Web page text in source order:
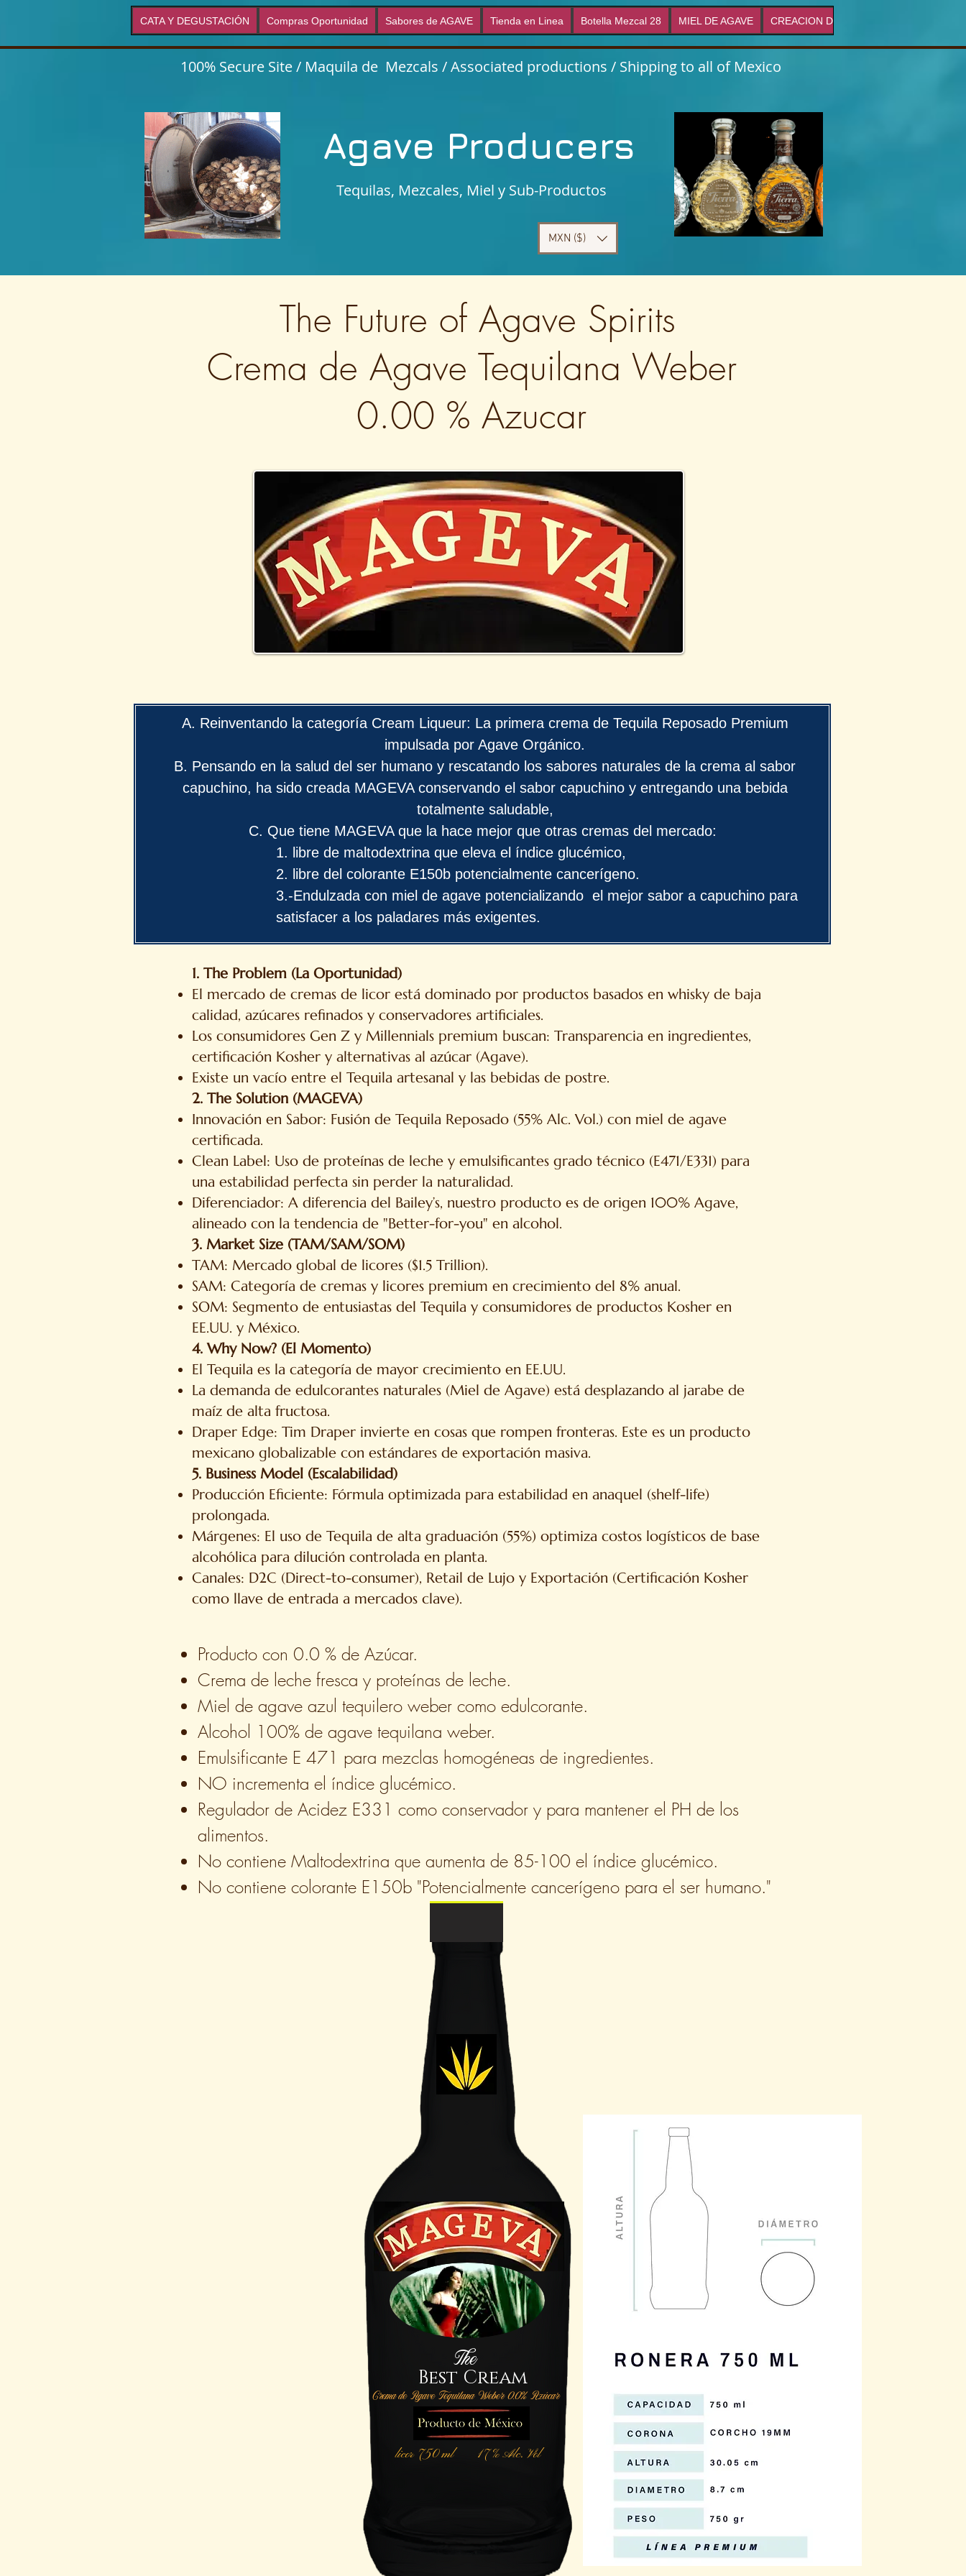
CATA Y DEGUSTACIÓN Compras Oportunidad Sabores de AGAVE Tienda en Linea Botella Mezcal 28 MIEL DE AGAVE CREACION DE MARCAS
100% Secure Site / Maquila de Mezcals / Associated productions / Shipping to all of Mexico
Agave Producers
Tequilas, Mezcales, Miel y Sub-Productos
MXN ($)
The Future of Agave Spirits
Crema de Agave Tequilana Weber
0.00 % Azucar
A. Reinventando la categoría Cream Liqueur: La primera crema de Tequila Reposado Premium
impulsada por Agave Orgánico.
B. Pensando en la salud del ser humano y rescatando los sabores naturales de la crema al sabor
capuchino, ha sido creada MAGEVA conservando el sabor capuchino y entregando una bebida
totalmente saludable,
C. Que tiene MAGEVA que la hace mejor que otras cremas del mercado:
1. libre de maltodextrina que eleva el índice glucémico,
2. libre del colorante E150b potencialmente cancerígeno.
3.-Endulzada con miel de agave potencializando el mejor sabor a capuchino para
satisfacer a los paladares más exigentes.
1. The Problem (La Oportunidad)
El mercado de cremas de licor está dominado por productos basados en whisky de baja
calidad, azúcares refinados y conservadores artificiales.
Los consumidores Gen Z y Millennials premium buscan: Transparencia en ingredientes,
certificación Kosher y alternativas al azúcar (Agave).
Existe un vacío entre el Tequila artesanal y las bebidas de postre.
2. The Solution (MAGEVA)
Innovación en Sabor: Fusión de Tequila Reposado (55% Alc. Vol.) con miel de agave
certificada.
Clean Label: Uso de proteínas de leche y emulsificantes grado técnico (E471/E331) para
una estabilidad perfecta sin perder la naturalidad.
Diferenciador: A diferencia del Bailey’s, nuestro producto es de origen 100% Agave,
alineado con la tendencia de "Better-for-you" en alcohol.
3. Market Size (TAM/SAM/SOM)
TAM: Mercado global de licores ($1.5 Trillion).
SAM: Categoría de cremas y licores premium en crecimiento del 8% anual.
SOM: Segmento de entusiastas del Tequila y consumidores de productos Kosher en
EE.UU. y México.
4. Why Now? (El Momento)
El Tequila es la categoría de mayor crecimiento en EE.UU.
La demanda de edulcorantes naturales (Miel de Agave) está desplazando al jarabe de
maíz de alta fructosa.
Draper Edge: Tim Draper invierte en cosas que rompen fronteras. Este es un producto
mexicano globalizable con estándares de exportación masiva.
5. Business Model (Escalabilidad)
Producción Eficiente: Fórmula optimizada para estabilidad en anaquel (shelf-life)
prolongada.
Márgenes: El uso de Tequila de alta graduación (55%) optimiza costos logísticos de base
alcohólica para dilución controlada en planta.
Canales: D2C (Direct-to-consumer), Retail de Lujo y Exportación (Certificación Kosher
como llave de entrada a mercados clave).
Producto con 0.0 % de Azúcar.
Crema de leche fresca y proteínas de leche.
Miel de agave azul tequilero weber como edulcorante.
Alcohol 100% de agave tequilana weber.
Emulsificante E 471 para mezclas homogéneas de ingredientes.
NO incrementa el índice glucémico.
Regulador de Acidez E331 como conservador y para mantener el PH de los
alimentos.
No contiene Maltodextrina que aumenta de 85-100 el índice glucémico.
No contiene colorante E150b "Potencialmente cancerígeno para el ser humano."
17 % Alc. Vol
licor 750 ml
Best Cream
The
Crema de Agave Tequilana Weber 0.0% Azúcar